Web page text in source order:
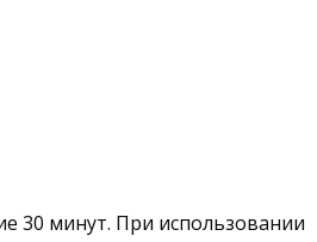
30 минут. При использовании